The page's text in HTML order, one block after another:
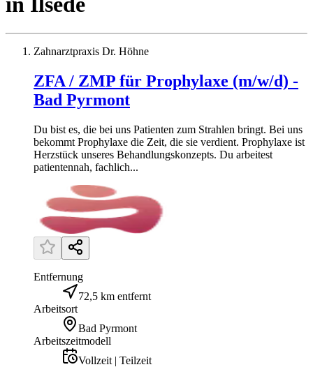
Zahnarztpraxis Dr. Höhne
ZFA / ZMP für Prophylaxe (m/w/d) -
Bad Pyrmont
Du bist es, die bei uns Patienten zum Strahlen bringt. Bei uns
bekommt Prophylaxe die Zeit, die sie verdient. Prophylaxe ist
Herzstück unseres Behandlungskonzepts. Du arbeitest
patientennah, fachlich...
Entfernung
72,5 km entfernt
Arbeitsort
Bad Pyrmont
Arbeitszeitmodell
Vollzeit | Teilzeit